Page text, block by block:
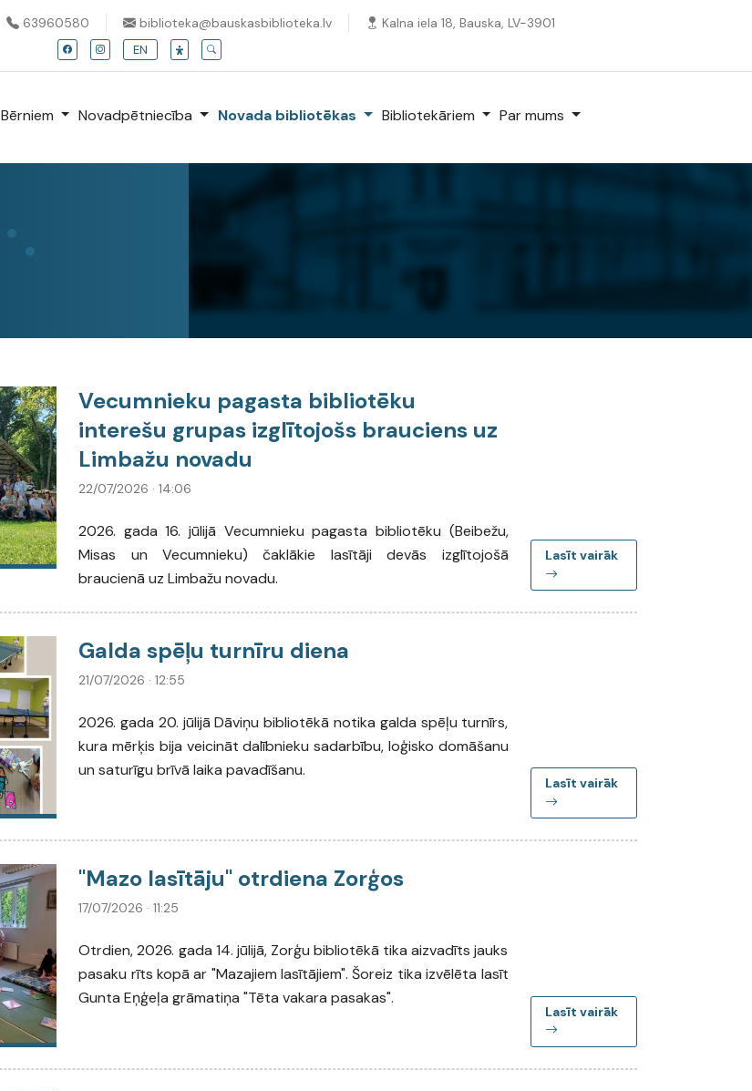
63960580 biblioteka@bauskasbiblioteka.lv Kalna iela 18, Bauska, LV-3901
EN
Bērniem Novadpētniecība Novada bibliotēkas Bibliotekāriem Par mums
Vecumnieku pagasta bibliotēku
interešu grupas izglītojošs brauciens uz
Limbažu novadu
22/07/2026 · 14:06
2026. gada 16. jūlijā Vecumnieku pagasta bibliotēku (Beibežu,
Misas un Vecumnieku) čaklākie lasītāji devās izglītojošā
braucienā uz Limbažu novadu.
Lasīt vairāk
Galda spēļu turnīru diena
21/07/2026 · 12:55
2026. gada 20. jūlijā Dāviņu bibliotēkā notika galda spēļu turnīrs,
kura mērķis bija veicināt dalībnieku sadarbību, loģisko domāšanu
un saturīgu brīvā laika pavadīšanu.
Lasīt vairāk
"Mazo lasītāju" otrdiena Zorģos
17/07/2026 · 11:25
Otrdien, 2026. gada 14. jūlijā, Zorģu bibliotēkā tika aizvadīts jauks
pasaku rīts kopā ar "Mazajiem lasītājiem". Šoreiz tika izvēlēta lasīt
Gunta Eņģeļa grāmatiņa "Tēta vakara pasakas".
Lasīt vairāk